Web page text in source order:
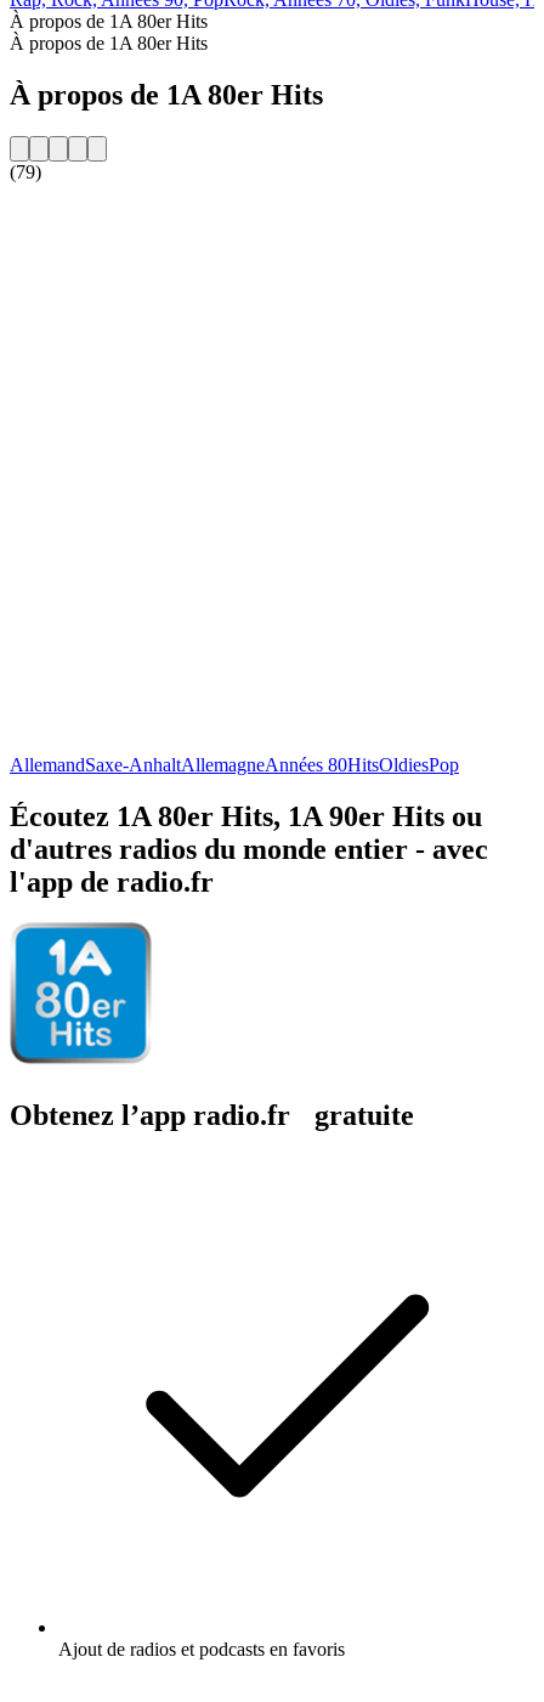
À propos de 1A 80er Hits
À propos de 1A 80er Hits
À propos de 1A 80er Hits
(79)
AllemandSaxe-AnhaltAllemagneAnnées 80HitsOldiesPop
Écoutez 1A 80er Hits, 1A 90er Hits ou
d'autres radios du monde entier - avec
l'app de radio.fr
Obtenez l’app radio.fr gratuite
Ajout de radios et podcasts en favoris